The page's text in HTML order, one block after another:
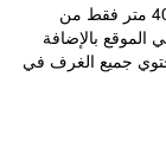
يتميز فندق فاروس بموقع رائع حيث يقع على بعد 400 متر فقط من
ويضم مطعم في الموقع بالإضافة
جميع الغرف في